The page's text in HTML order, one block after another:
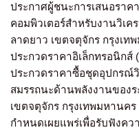
ประกาศผู้ชนะการเสนอราค
คอมพิวเตอร์สำหรับงานวิเค
ลาดยาว เขตจตุจักร กรุงเท
ประกวดราคาอิเล็กทรอนิกส์
ประกวดราคาซื้อชุดอุปกรณ์
สมรรถนะด้านพลังงานของ
เขตจตุจักร กรุงเทพมหานค
กำหนดเผยแพร่เพื่อรับฟังค